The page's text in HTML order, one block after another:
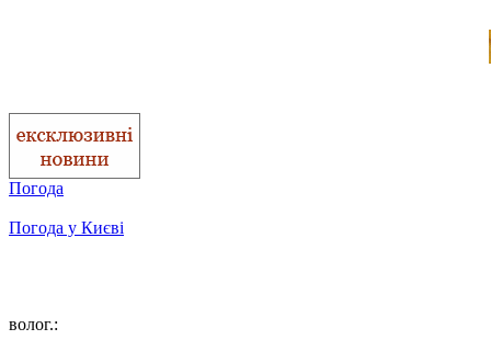
Погода
Погода у Києві
волог.: